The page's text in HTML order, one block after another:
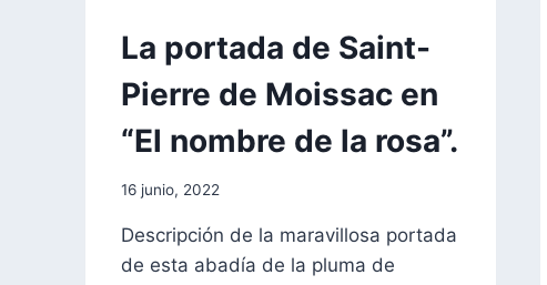
FORMACIÓN
La portada de Saint-
Pierre de Moissac en
“El nombre de la rosa”.
Por
16 junio, 2022
Descripción de la maravillosa portada
de esta abadía de la pluma de